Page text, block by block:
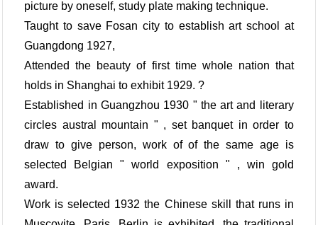
picture by oneself, study plate making technique.
Taught to save Fosan city to establish art school at
Guangdong 1927,
Attended the beauty of first time whole nation that
holds in Shanghai to exhibit 1929. ?
Established in Guangzhou 1930 " the art and literary
circles austral mountain " , set banquet in order to
draw to give person, work of of the same age is
selected Belgian " world exposition " , win gold
award.
Work is selected 1932 the Chinese skill that runs in